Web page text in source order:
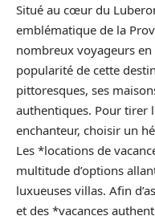
Situé au cœur du
emblématique de la
nombreux voyageurs
popularité de cette
pittoresques, ses
authentiques. Pour tirer
enchanteur, choisir un
Les *locations de
multitude d’options
luxueuses villas. Afin
et des *vacances